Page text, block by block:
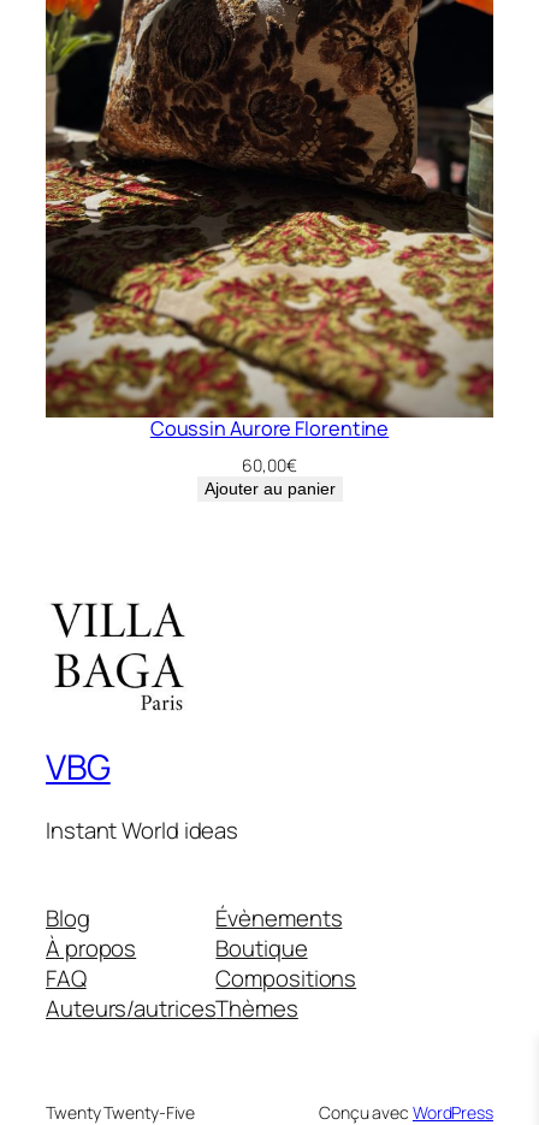
Coussin Aurore Florentine
60,00€
Ajouter au panier
VBG
Instant World ideas
Blog
À propos
FAQ
Auteurs/autrices
Évènements
Boutique
Compositions
Thèmes
Twenty Twenty-Five Conçu avec WordPress